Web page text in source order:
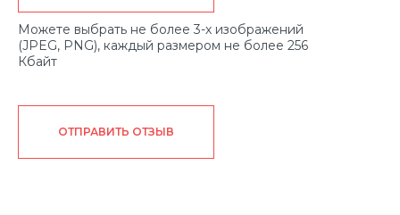
Можете выбрать не более 3-х изображений
(JPEG, PNG), каждый размером не более 256
Кбайт
ОТПРАВИТЬ ОТЗЫВ